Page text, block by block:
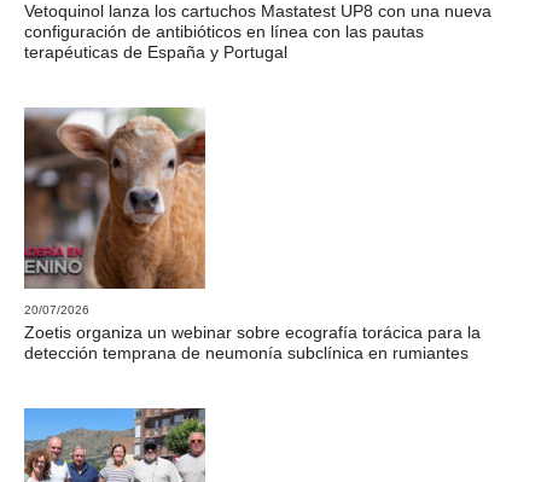
Vetoquinol lanza los cartuchos Mastatest UP8 con una nueva
configuración de antibióticos en línea con las pautas
terapéuticas de España y Portugal
20/07/2026
Zoetis organiza un webinar sobre ecografía torácica para la
detección temprana de neumonía subclínica en rumiantes